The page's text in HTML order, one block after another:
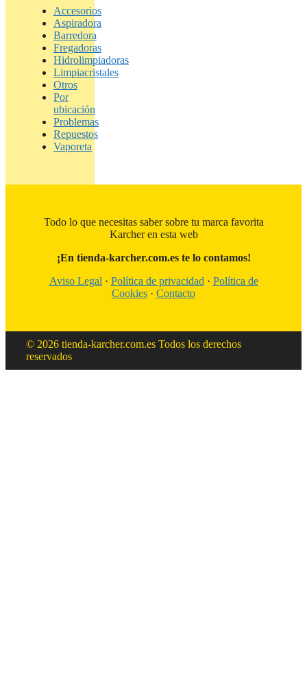
Accesorios
Aspiradora
Barredora
Fregadoras
Hidrolimpiadoras
Limpiacristales
Otros
Por
ubicación
Problemas
Repuestos
Vaporeta
Todo lo que necesitas saber sobre tu marca favorita
Karcher en esta web
¡En tienda-karcher.com.es te lo contamos!
Aviso Legal · Política de privacidad · Política de
Cookies · Contacto
© 2026 tienda-karcher.com.es Todos los derechos
reservados